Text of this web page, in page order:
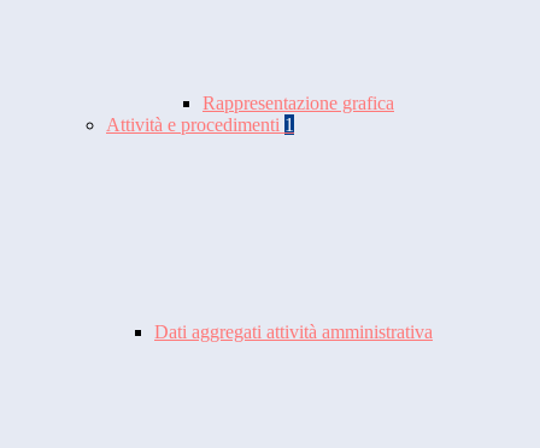
Rappresentazione grafica
Attività e procedimenti 1
Dati aggregati attività amministrativa